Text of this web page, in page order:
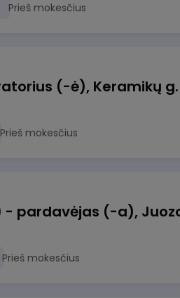
Prieš mokesčius
Prieš mokesčius
Prieš mokesčius